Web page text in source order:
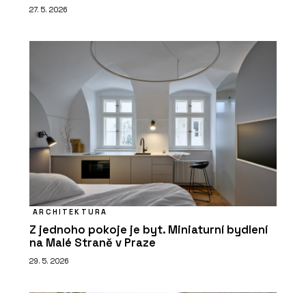
27. 5. 2026
ARCHITEKTURA
Z jednoho pokoje je byt. Miniaturní bydlení
na Malé Straně v Praze
29. 5. 2026